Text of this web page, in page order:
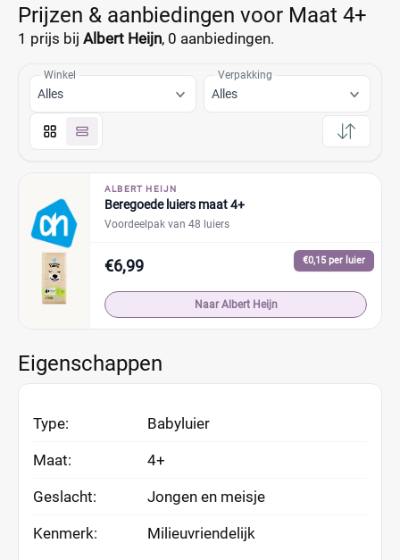
Prijzen & aanbiedingen voor Maat 4+
1 prijs bij Albert Heijn, 0 aanbiedingen.
Winkel
Alles
Verpakking
Alles
ALBERT HEIJN
Beregoede luiers maat 4+
Voordeelpak van 48 luiers
€0,15 per luier
€6,99
Naar Albert Heijn
Eigenschappen
Type: Babyluier
Maat: 4+
Geslacht: Jongen en meisje
Kenmerk: Milieuvriendelijk